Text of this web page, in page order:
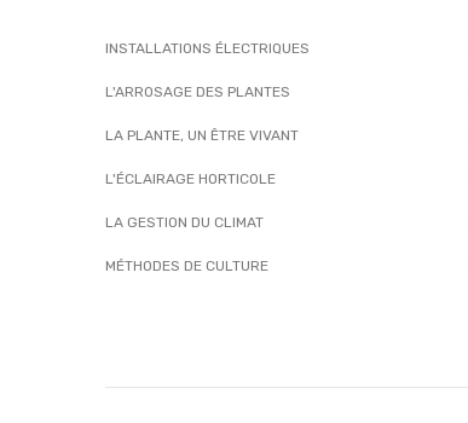
INSTALLATIONS ÉLECTRIQUES
L'ARROSAGE DES PLANTES
LA PLANTE, UN ÊTRE VIVANT
L'ÉCLAIRAGE HORTICOLE
LA GESTION DU CLIMAT
MÉTHODES DE CULTURE